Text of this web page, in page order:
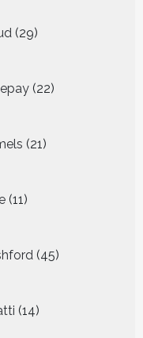
29
producten
22
producten
21
producten
11
producten
45
producten
14
producten